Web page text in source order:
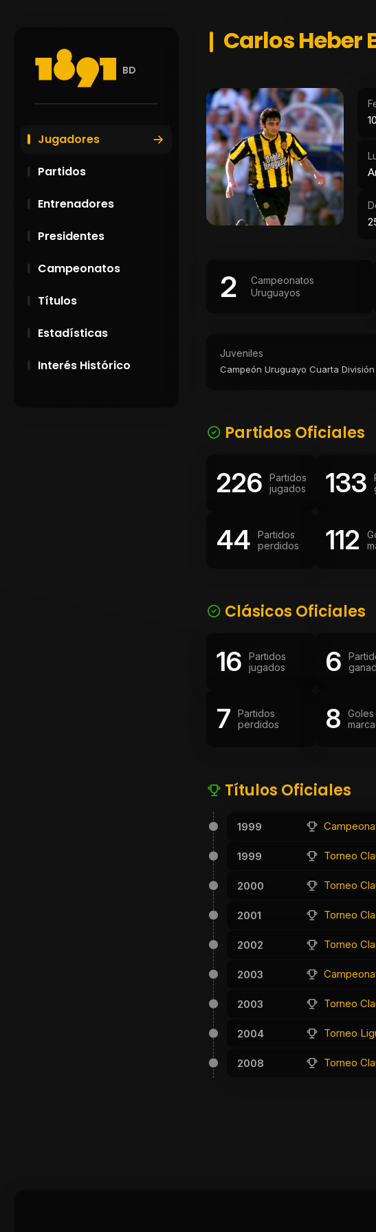
BD
Jugadores
Partidos
Entrenadores
Presidentes
Campeonatos
Títulos
Estadísticas
Interés Histórico
Carlos Heber
2
Campeonatos
Uruguayos
Juveniles
Campeón Uruguayo Cuarta
Partidos Oficiales
226
Partidos
jugados
133
44
Partidos
perdidos
112
Clásicos Oficiales
16
Partidos
jugados
6
7
Partidos
perdidos
8
Goles
Títulos Oficiales
1999
1999 Torneo
2000 Torneo
2001 Torneo
2002 Torneo
2003
2003 Torneo
2004 Torneo
2008 Torneo